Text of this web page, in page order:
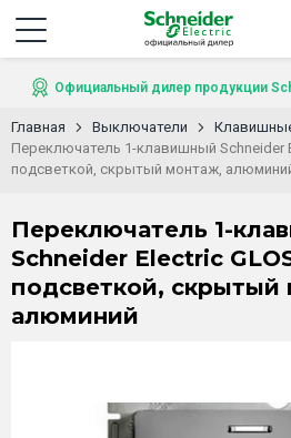
Официальный дилер продукции
Главная Выключатели
Переключатель 1-клавишный Schneider
подсветкой, скрытый монтаж,
Переключатель 1-
Schneider Electric
подсветкой, скрытый
алюминий